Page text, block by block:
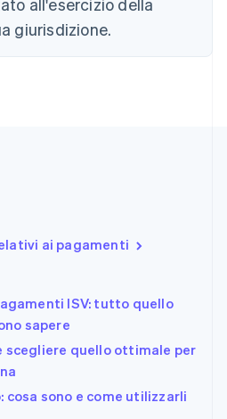
all'esercizio della
giurisdizione.
ai pagamenti
ISV: tutto quello
sapere
scegliere quello ottimale per
cosa sono e come utilizzarli